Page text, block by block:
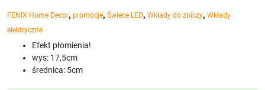
FENIX Home Decor, promocje, Świece LED, Wkłady do zniczy, Wkłady
elektryczne
Efekt płomienia!
wys: 17,5cm
średnica: 5cm